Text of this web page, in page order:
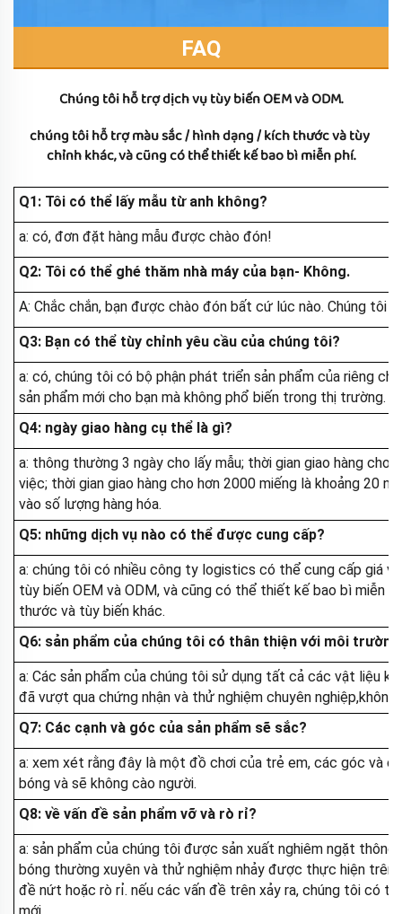
FAQ
Chúng tôi hỗ trợ dịch vụ tùy biến OEM và ODM.
chúng tôi hỗ trợ màu sắc / hình dạng / kích thước và tùy
chỉnh khác, và cũng có thể thiết kế bao bì miễn phí.
Q1: Tôi có thể lấy mẫu từ anh không?
a: có, đơn đặt hàng mẫu được chào đón!
Q2: Tôi có thể ghé thăm nhà máy của bạn- Không.
A: Chắc chắn, bạn được chào đón bất cứ lúc nào. Chúng tôi
Q3: Bạn có thể tùy chỉnh yêu cầu của chúng tôi?
a: có, chúng tôi có bộ phận phát triển sản phẩm của riêng
sản phẩm mới cho bạn mà không phổ biến trong thị trường.
Q4: ngày giao hàng cụ thể là gì?
a: thông thường 3 ngày cho lấy mẫu; thời gian giao hàng cho
việc; thời gian giao hàng cho hơn 2000 miếng là khoảng 20
vào số lượng hàng hóa.
Q5: những dịch vụ nào có thể được cung cấp?
a: chúng tôi có nhiều công ty logistics có thể cung cấp giá
tùy biến OEM và ODM, và cũng có thể thiết kế bao bì miễn
thước và tùy biến khác.
Q6: sản phẩm của chúng tôi có thân thiện với môi
a: Các sản phẩm của chúng tôi sử dụng tất cả các vật liệu
đã vượt qua chứng nhận và thử nghiệm chuyên
Q7: Các cạnh và góc của sản phẩm sẽ sắc?
a: xem xét rằng đây là một đồ chơi của trẻ em, các góc và
bóng và sẽ không cào người.
Q8: về vấn đề sản phẩm vỡ và rò rỉ?
a: sản phẩm của chúng tôi được sản xuất nghiêm ngặt
bóng thường xuyên và thử nghiệm nhảy được thực hiện trên
đề nứt hoặc rò rỉ. nếu các vấn đề trên xảy ra, chúng tôi có